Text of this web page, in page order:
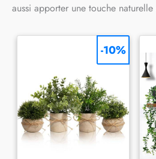
aussi apporter une touche naturelle
-10%